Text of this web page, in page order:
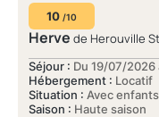
10 /10
Herve de Herouville
Séjour : Du 19/07/
Hébergement : Locatif
Situation : Avec enfants
Saison : Haute saison